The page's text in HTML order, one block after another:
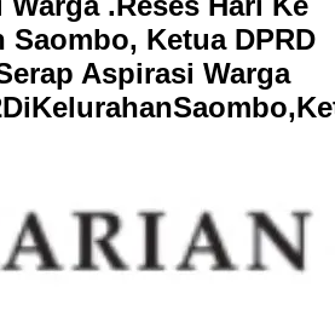
Saombo, Ketua DPRD
Aspirasi Warga
DiKelurahanSaombo,Ke